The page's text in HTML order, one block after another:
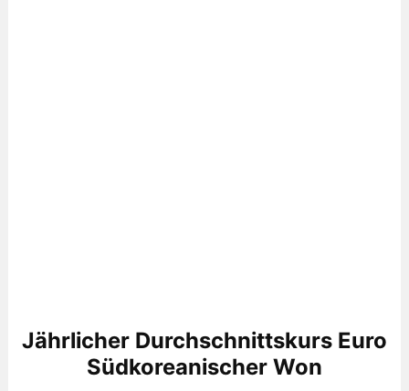
Jährlicher Durchschnittskurs Euro
Südkoreanischer Won